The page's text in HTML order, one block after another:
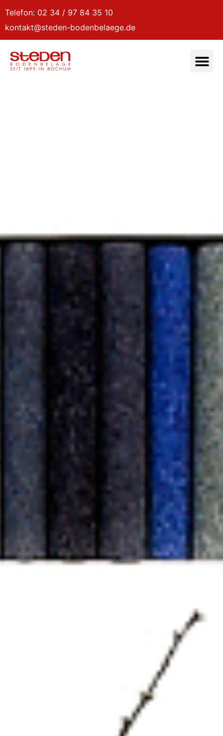
Telefon: 02 34 / 97 84 35 10
kontakt@steden-bodenbelaege.de